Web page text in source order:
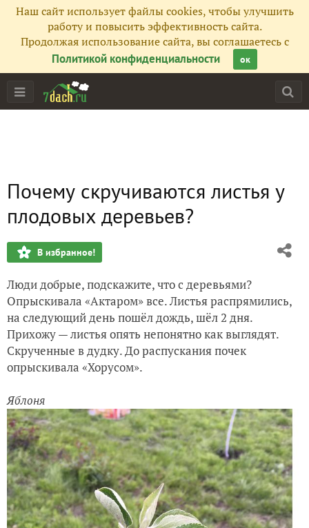
Наш сайт использует файлы cookies, чтобы улучшить
работу и повысить эффективность сайта.
Продолжая использование сайта, вы соглашаетесь с
Политикой конфиденциальности
ок
Почему скручиваются листья у
плодовых деревьев?
В избранное!
Люди добрые, подскажите, что с деревьями?
Опрыскивала «Актаром» все. Листья распрямились,
на следующий день пошёл дождь, шёл 2 дня.
Прихожу — листья опять непонятно как выглядят.
Скрученные в дудку. До распускания почек
опрыскивала «Хорусом».
Яблоня